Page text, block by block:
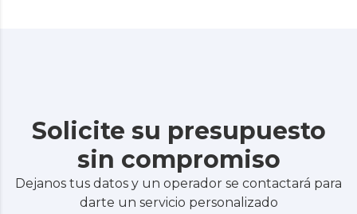
Solicite su presupuesto
sin compromiso
Dejanos tus datos y un operador se contactará para
darte un servicio personalizado